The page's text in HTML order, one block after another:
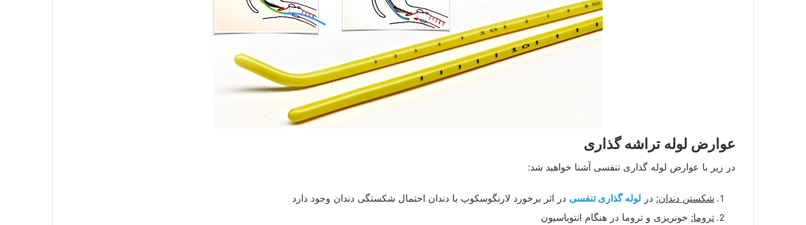
عوارض لوله تراشه گذاری
در زیر با عوارض لوله گذاری تنفسی آشنا خواهید شد:
شکستن دندان: در لوله گذاری تنفسی در اثر برخورد لارنگوسکوپ با دندان احتمال شکستگی دندان وجود دارد
تروما: خونریزی و تروما در هنگام انتوباسیون